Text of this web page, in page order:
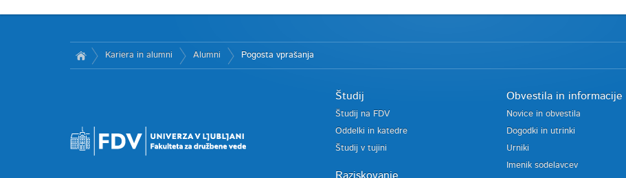
Kariera in alumni Alumni Pogosta vprašanja
Študij
Študij na FDV
Oddelki in katedre
Študij v tujini
Raziskovanje
Obvestila in informacije
Novice in obvestila
Dogodki in utrinki
Urniki
Imenik sodelavcev